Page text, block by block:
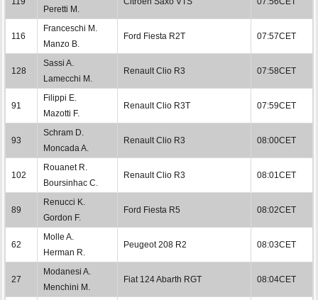
Peretti M.
116
Franceschi M.
Manzo B.
Ford Fiesta R2T 07:57CET
128
Sassi A.
Lamecchi M.
Renault Clio R3 07:58CET
91
Filippi E.
Mazotti F.
Renault Clio R3T 07:59CET
93
Schram D.
Moncada A.
Renault Clio R3 08:00CET
102
Rouanet R.
Boursinhac C.
Renault Clio R3 08:01CET
89
Renucci K.
Gordon F.
Ford Fiesta R5 08:02CET
62
Molle A.
Herman R.
Peugeot 208 R2 08:03CET
27
Modanesi A.
Menchini M.
Fiat 124 Abarth RGT 08:04CET